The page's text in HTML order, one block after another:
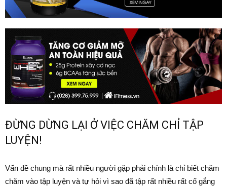
ĐỪNG DỪNG LẠI Ở VIỆC CHĂM CHỈ TẬP
LUYỆN!
Vấn đề chung mà rất nhiều người gặp phải chính là chỉ biết chăm
chăm vào tập luyện và tự hỏi vì sao đã tập rất nhiều rất cố gắng